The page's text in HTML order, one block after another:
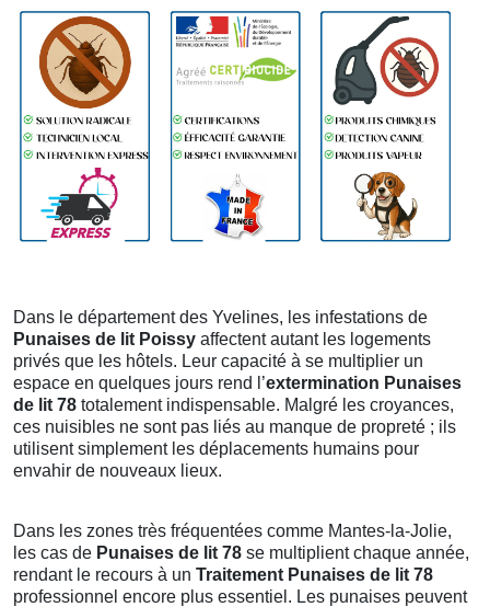
Dans le département des Yvelines, les infestations de
Punaises de lit Poissy affectent autant les logements
privés que les hôtels. Leur capacité à se multiplier un
espace en quelques jours rend l’extermination Punaises
de lit 78 totalement indispensable. Malgré les croyances,
ces nuisibles ne sont pas liés au manque de propreté ; ils
utilisent simplement les déplacements humains pour
envahir de nouveaux lieux.
Dans les zones très fréquentées comme Mantes-la-Jolie,
les cas de Punaises de lit 78 se multiplient chaque année,
rendant le recours à un Traitement Punaises de lit 78
professionnel encore plus essentiel. Les punaises peuvent